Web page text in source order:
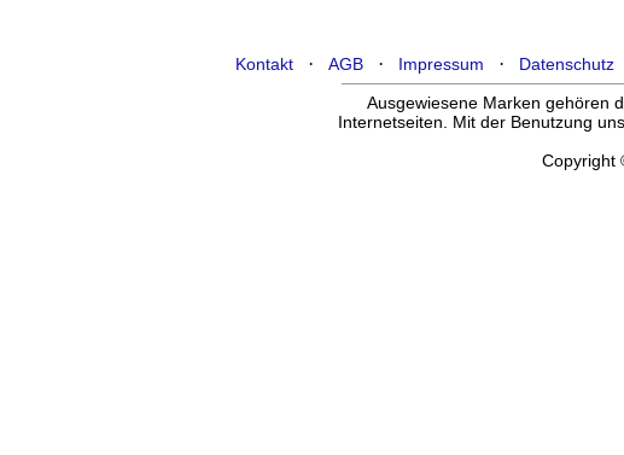
Kontakt· AGB· Impressum · Datenschutz
Ausgewiesene Marken gehören
Internetseiten. Mit der Benutzung
Copyright